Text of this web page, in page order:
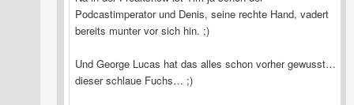
Podcastimperator und Denis, seine rechte Hand, vadert
bereits munter vor sich hin. ;)
Und George Lucas hat das alles schon vorher gewusst…
dieser schlaue Fuchs… ;)